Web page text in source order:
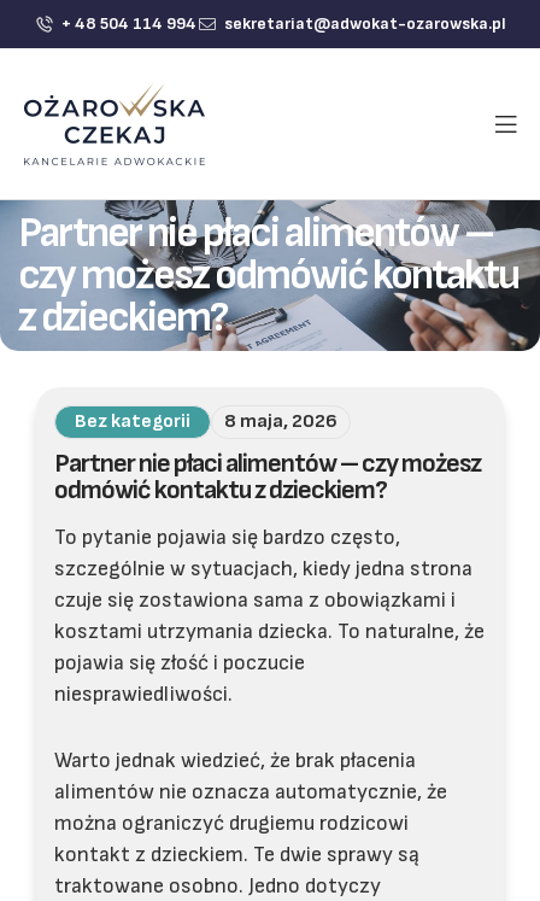
+ 48 504 114 994 sekretariat@adwokat-ozarowska.pl
Partner nie płaci alimentów –
czy możesz odmówić kontaktu
z dzieckiem?
Bez kategorii 8 maja, 2026
Partner nie płaci alimentów – czy możesz
odmówić kontaktu z dzieckiem?
To pytanie pojawia się bardzo często,
szczególnie w sytuacjach, kiedy jedna strona
czuje się zostawiona sama z obowiązkami i
kosztami utrzymania dziecka. To naturalne, że
pojawia się złość i poczucie
niesprawiedliwości.
Warto jednak wiedzieć, że brak płacenia
alimentów nie oznacza automatycznie, że
można ograniczyć drugiemu rodzicowi
kontakt z dzieckiem. Te dwie sprawy są
traktowane osobno. Jedno dotyczy